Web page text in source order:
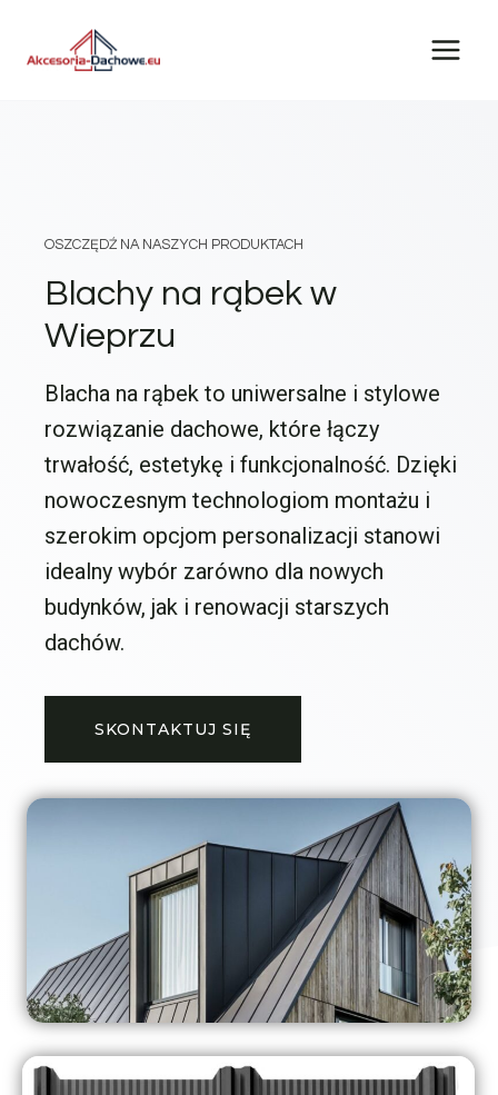
OSZCZĘDŹ NA NASZYCH PRODUKTACH
Blachy na rąbek w
Wieprzu
Blacha na rąbek to uniwersalne i stylowe
rozwiązanie dachowe, które łączy
trwałość, estetykę i funkcjonalność. Dzięki
nowoczesnym technologiom montażu i
szerokim opcjom personalizacji stanowi
idealny wybór zarówno dla nowych
budynków, jak i renowacji starszych
dachów.
SKONTAKTUJ SIĘ